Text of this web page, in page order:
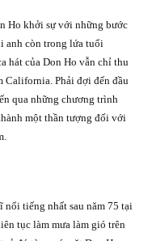
Ho khởi sự với những bước
anh còn trong lứa tuổi
hát của Don Ho vẫn chỉ thu
California. Phải đợi đến đầu
qua những chương trình
một thần tượng đối với
nổi tiếng nhất sau năm 75 tại
tục làm mưa làm gió trên